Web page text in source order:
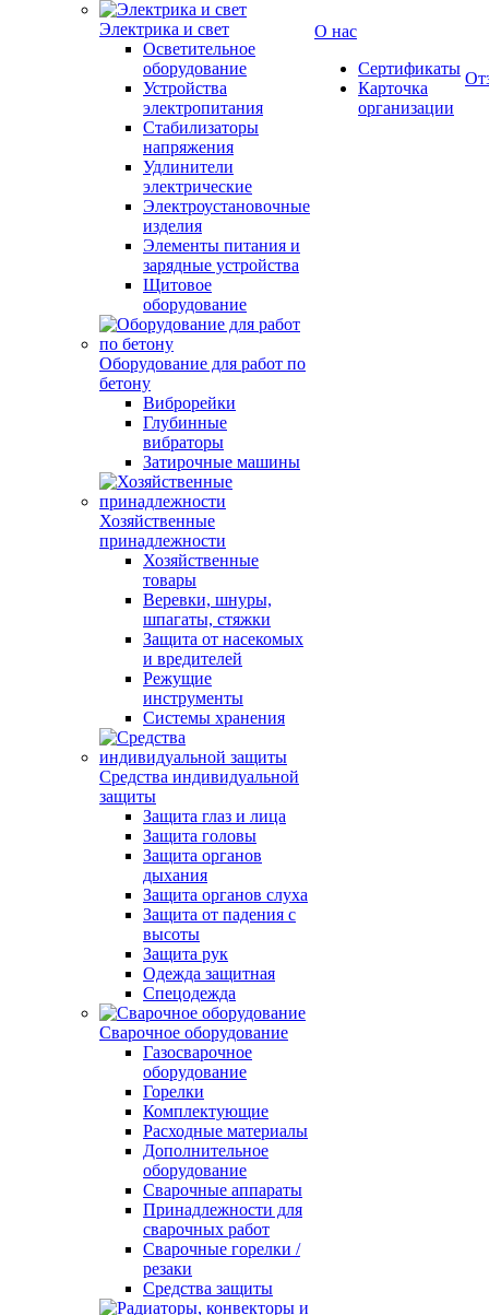
Электрика и свет
Осветительное
оборудование
Устройства
электропитания
Стабилизаторы
напряжения
Удлинители
электрические
Электроустановочные
изделия
Элементы питания и
зарядные устройства
Щитовое
оборудование
Оборудование для работ по
бетону
Виброрейки
Глубинные
вибраторы
Затирочные машины
Хозяйственные
принадлежности
Хозяйственные
товары
Веревки, шнуры,
шпагаты, стяжки
Защита от насекомых
и вредителей
Режущие
инструменты
Системы хранения
Средства индивидуальной
защиты
Защита глаз и лица
Защита головы
Защита органов
дыхания
Защита органов слуха
Защита от падения с
высоты
Защита рук
Одежда защитная
Спецодежда
Сварочное оборудование
Газосварочное
оборудование
Горелки
Комплектующие
Расходные материалы
Дополнительное
оборудование
Сварочные аппараты
Принадлежности для
сварочных работ
Сварочные горелки /
резаки
Средства защиты
О нас
Сертификаты
Карточка
организации